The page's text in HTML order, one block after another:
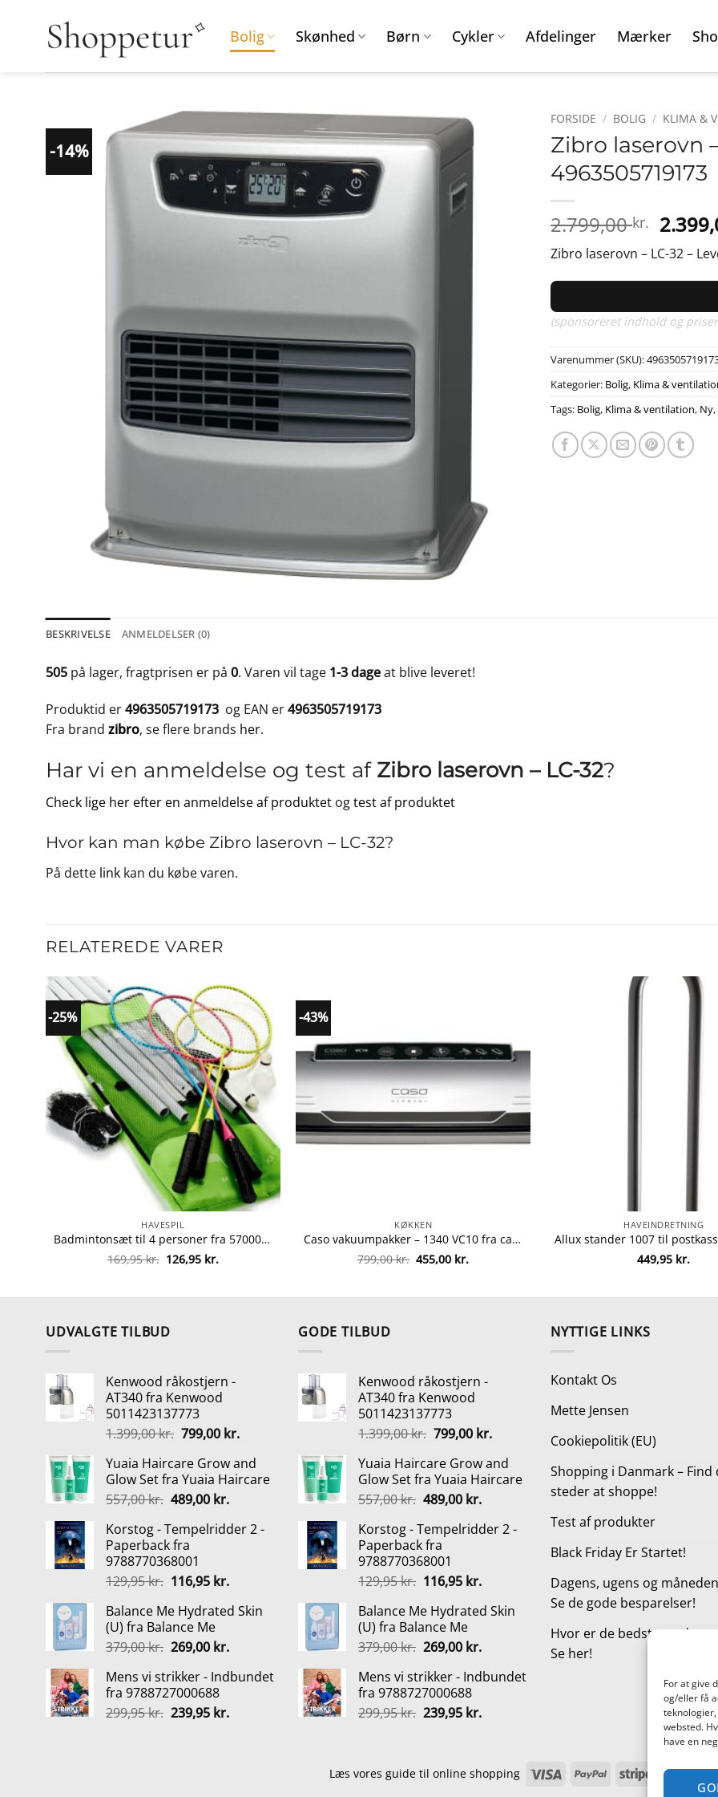
For at give
og/eller få
websted.
have en
Bolig Skønhed Børn Cykler Afdelinger Mærker
-14%
FORSIDE / BOLIG / KLIMA &
Zibro laserovn
4963505719173
2.799,00kr. Den
pris
var:
Zibro laserovn – LC-32 –
(sponsoreret indhold og
Varenummer (SKU):
Kategorier: Bolig, Klima &
Tags: Bolig, Klima & ventilation, Ny,
BESKRIVELSE ANMELDELSER (0)
505 på lager, fragtprisen er på 0. Varen vil tage 1-3 dageat blive leveret!
Produktid er4963505719173 og EAN er4963505719173
Fra brand zibro, se flere brands her.
Har vi en anmeldelse og test af Zibro laserovn – LC-32?
Check lige her efter en anmeldelse af produktet ogtest af produktet
Hvor kan man købe Zibro laserovn – LC-32?
På dette link kan du købe varen.
RELATEREDE VARER
-25%
HAVESPIL
Badmintonsæt til 4 personer fra 5700009322503
169,95kr. Den
oprindelige
126,95 kr.Den
-43%
KØKKEN
Caso vakuumpakker – 1340 VC10 fra caso 4038437013405
799,00kr. Den
oprindelige
455,00 kr.
HAVEINDRETNING
449,95 kr.
UDVALGTE TILBUD
Kenwood råkostjern -
AT340 fra Kenwood
5011423137773
1.399,00kr. Den
pris
var:
1.399,00 kr..
799,00 kr.Den
pris
er:
Yuaia Haircare Grow and
Glow Set fra Yuaia Haircare
557,00kr. Den
pris
var:
557,00 kr..
489,00 kr.Den
pris
Korstog - Tempelridder 2 -
Paperback fra
9788770368001
129,95kr. Den
pris
var:
129,95 kr..
116,95 kr.Den
pris
116,95 kr..
Balance Me Hydrated Skin
(U) fra Balance Me
379,00kr. Den
pris
var:
379,00 kr..
269,00 kr.Den
pris
269,00 kr..
Mens vi strikker - Indbundet
fra 9788727000688
299,95kr. Den
239,95 kr.Den
GODE TILBUD
Kenwood råkostjern -
AT340 fra Kenwood
5011423137773
1.399,00kr. Den
pris
var:
1.399,00 kr..
799,00 kr.Den
pris
er:
799,00 kr..
Yuaia Haircare Grow and
Glow Set fra Yuaia Haircare
557,00kr. Den
pris
var:
557,00 kr..
489,00 kr.Den
pris
Korstog - Tempelridder 2 -
Paperback fra
9788770368001
129,95kr. Den
pris
var:
129,95 kr..
116,95 kr.Den
pris
116,95 kr..
Balance Me Hydrated Skin
(U) fra Balance Me
379,00kr. Den
pris
var:
379,00 kr..
269,00 kr.Den
pris
269,00 kr..
Mens vi strikker - Indbundet
fra 9788727000688
299,95kr. Den
299,95 kr..
239,95 kr.Den
239,95 kr..
NYTTIGE LINKS
Kontakt Os
Mette Jensen
Cookiepolitik (EU)
Shopping i Danmark – Find
steder at shoppe!
Test af produkter
Black Friday Er Startet!
Dagens, ugens og
Se de gode besparelser!
Hvor er de bedste steder
Se her!
Læs vores guide til online shopping Visa PayPal Stripe